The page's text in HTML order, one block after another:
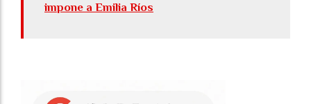
impone a Emilia Ríos